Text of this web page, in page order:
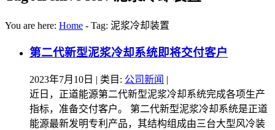
You are here: Home - Tag: 泥浆冷却装置
第二代新型泥浆冷却系统即将交付客户
2023年7月10日 | 类目: 公司新闻 |
近日，正道能源第二代新型泥浆冷却系统完成各项生产
指标，准备交付客户。 第二代新型泥浆冷却系统是正道
能源最新发明专利产品，其结构组成由三台大型风冷装